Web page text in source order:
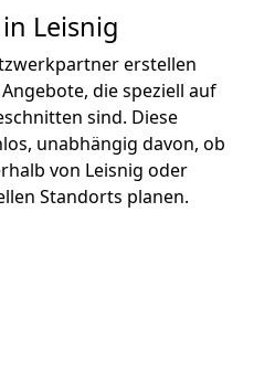
Leisnig
erstellen
die speziell auf
sind. Diese
unabhängig davon, ob
von Leisnig oder
Standorts planen.